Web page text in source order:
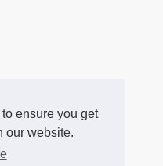
ensure you get
our website.